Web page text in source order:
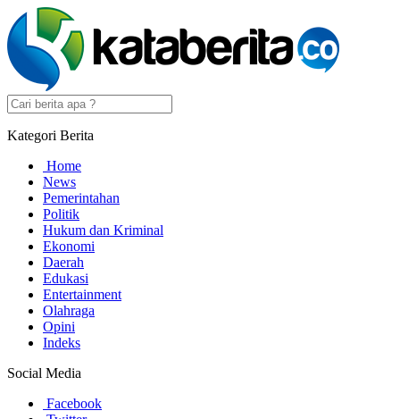
Kategori Berita
Home
News
Pemerintahan
Politik
Hukum dan Kriminal
Ekonomi
Daerah
Edukasi
Entertainment
Olahraga
Opini
Indeks
Social Media
Facebook